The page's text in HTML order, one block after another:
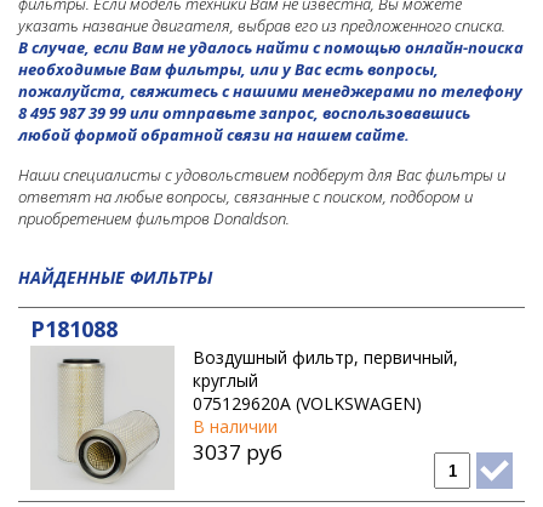
указать название двигателя, выбрав его из предложенного списка.
В случае, если Вам не удалось найти с помощью онлайн-поиска
необходимые Вам фильтры, или у Вас есть вопросы,
пожалуйста, свяжитесь с нашими менеджерами по телефону
8 495 987 39 99 или отправьте запрос, воспользовавшись
любой формой обратной связи на нашем сайте.
Наши специалисты с удовольствием подберут для Вас фильтры и
ответят на любые вопросы, связанные с поиском, подбором и
приобретением фильтров Donaldson.
НАЙДЕННЫЕ ФИЛЬТРЫ
P181088
Воздушный фильтр, первичный,
круглый
075129620A (VOLKSWAGEN)
В наличии
3037 руб